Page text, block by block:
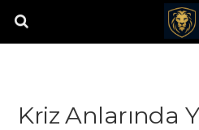
Kriz Anlarında